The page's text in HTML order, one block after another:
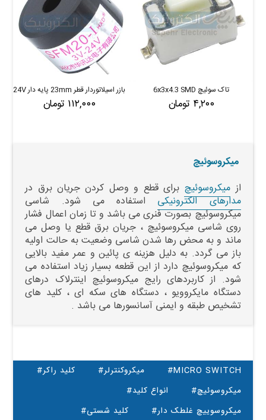
تاک سوئیچ 6x3x4.3 SMD
۴,۲۰۰ تومان
بازر اسیلاتوردار قطر 23mm پایه دار 24V
۱۱۲,۰۰۰ تومان
میکروسوئیچ
از میکروسوئیچ برای قطع و وصل کردن جریان برق در
مدارهای الکترونیکی استفاده می شود. شاسی
میکروسوئیچ بصورت فنری می باشد و تا زمان اعمال فشار
روی شاسی میکروسوئیچ ، جریان برق قطع یا وصل می
ماند و به محض رها شدن شاسی وضعیت به حالت اولیه
باز می گردد. به دلیل هزینه ی پائین و عمر مفید بالایی
که میکروسوئیچ دارد از این قطعه بسیار زیاد استفاده می
شود. از کاربردهای رایج میکروسوئیچ اینترلاک درهای
دستگاه مایکروویو ، دستگاه های سکه ای ، کلید های
تشخیص طبقه و ایمنی آسانسورها می باشد .
#MICRO SWITCH #میکروکنترلر
#کلید راکر
#میکروسوئیچ
#انواع کلید
#میکروسوییچ غلطک دار
#کلید شستی